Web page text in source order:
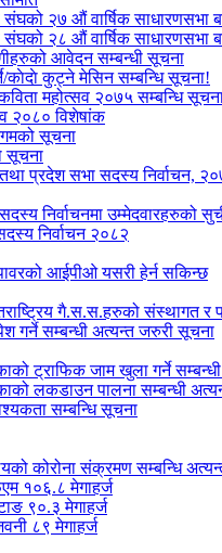
संघको २७ औं वार्षिक साधारणसभा
संघको २८ औं वार्षिक साधारणसभा
आवेदन सम्बन्धी सूचना
काेदाे कुट्ने मेसिन सम्बन्धि सूचना!
कविता महोत्सव २०७५ सम्बन्धि
२०८० विशेषांक
सूचना
सूचना
तथा प्रदेश सभा सदस्य निर्वाचन,
निर्वाचनमा उम्मेदवारहरुको
निर्वाचन २०८२
आईपीओ यसरी हेर्न सकिन्छ
गै.स.स.हरुको संस्थागत र
गर्ने सम्बन्धी अत्यन्त जरुरी सूचना
ट्राफिक जाम खुला गर्ने
लकडाउन पालना सम्बन्धी
सम्बन्धि सूचना
कोरोना संक्रमण सम्बन्धि
१०६.८ मेगाहर्ज
९०.३ मेगाहर्ज
८९ मेगाहर्ज